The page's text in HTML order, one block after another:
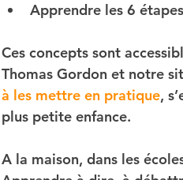
Apprendre les 6
Ces concepts sont
Thomas Gordon et notre
à les mettre en pratique,
plus petite enfance.
A la maison, dans les